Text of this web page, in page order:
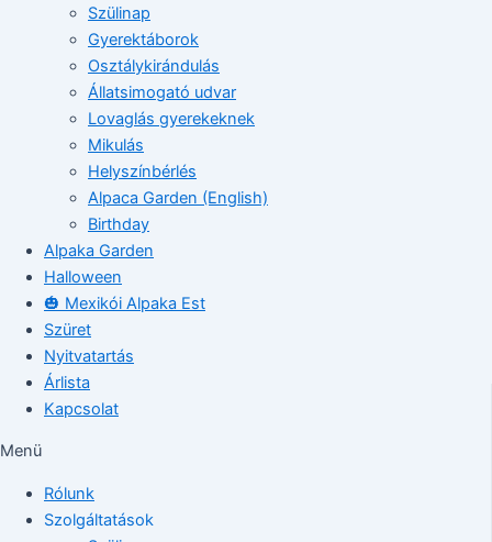
Szülinap
Gyerektáborok
Osztálykirándulás
Állatsimogató udvar
Lovaglás gyerekeknek
Mikulás
Helyszínbérlés
Alpaca Garden (English)
Birthday
Alpaka Garden
Halloween
🎃 Mexikói Alpaka Est
Szüret
Nyitvatartás
Árlista
Kapcsolat
Menü
Rólunk
Szolgáltatások